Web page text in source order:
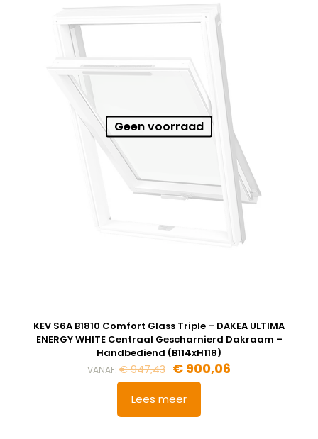
Geen voorraad
KEV S6A B1810 Comfort Glass Triple – DAKEA ULTIMA
ENERGY WHITE Centraal Gescharnierd Dakraam –
Handbediend (B114xH118)
VANAF: €947,43 € 900,06
Lees meer